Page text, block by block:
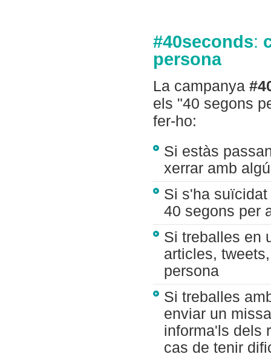
#40seconds:
persona
La campanya
els "40 segons
fer-ho:
Si estàs
xerrar amb
Si s'ha
40 segons per
Si treballes en
articles,
persona
Si treballes
enviar un
informa'ls dels
cas de tenir